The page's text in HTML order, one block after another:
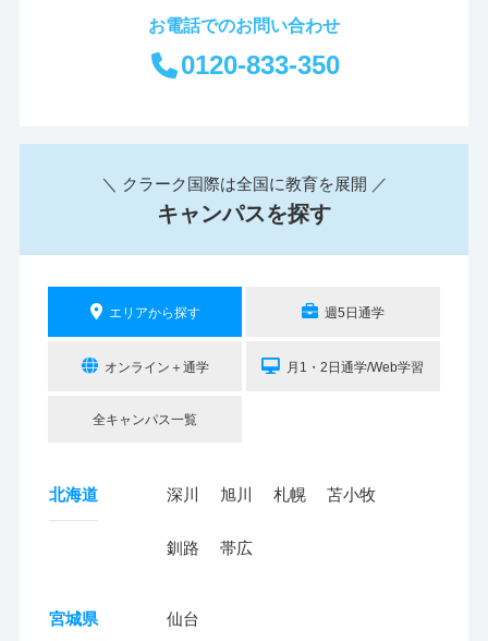
お電話でのお問い合わせ
0120-833-350
＼ クラーク国際は全国に教育を展開 ／
キャンパスを探す
エリアから探す 週5日通学
オンライン＋通学 月1・2日通学/Web学習
全キャンパス一覧
北海道 深川 旭川 札幌 苫小牧
釧路 帯広
宮城県 仙台